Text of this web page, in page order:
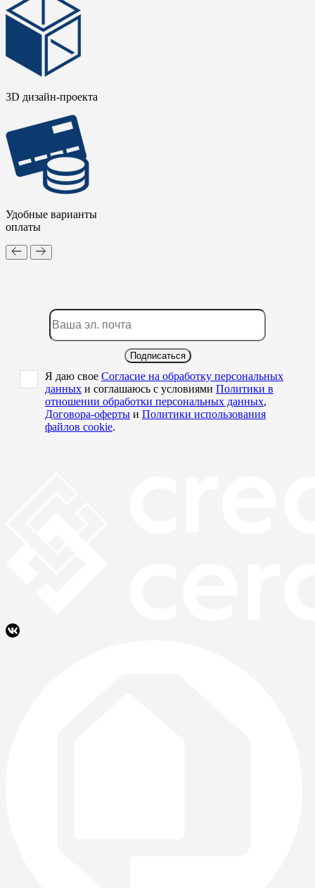
3D дизайн-проекта
Удобные варианты
оплаты
Подписаться
Я даю свое Согласие на обработку персональных
данных и соглашаюсь с условиями Политики в
отношении обработки персональных данных,
Договора-оферты и Политики использования
файлов cookie.